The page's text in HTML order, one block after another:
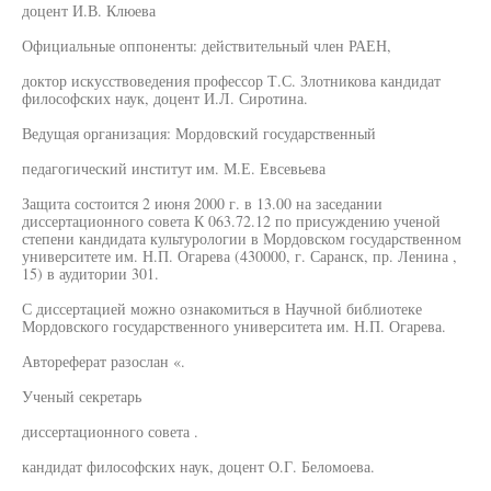
доцент И.В. Клюева
Официальные оппоненты: действительный член РАЕН,
доктор искусствоведения профессор Т.С. Злотникова кандидат
философских наук, доцент И.Л. Сиротина.
Ведущая организация: Мордовский государственный
педагогический институт им. М.Е. Евсевьева
Защита состоится 2 июня 2000 г. в 13.00 на заседании
диссертационного совета К 063.72.12 по присуждению ученой
степени кандидата культурологии в Мордовском государственном
университете им. Н.П. Огарева (430000, г. Саранск, пр. Ленина ,
15) в аудитории 301.
С диссертацией можно ознакомиться в Научной библиотеке
Мордовского государственного университета им. Н.П. Огарева.
Автореферат разослан «.
Ученый секретарь
диссертационного совета .
кандидат философских наук, доцент О.Г. Беломоева.